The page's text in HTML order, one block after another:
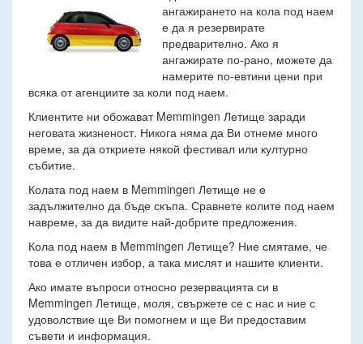
ангажирането на кола под наем
е да я резервирате
предварително. Ако я
ангажирате по-рано, можете да
намерите по-евтини цени при
всяка от агенциите за коли под наем.
Клиентите ни обожават Memmingen Летище заради
неговата жизненост. Никога няма да Ви отнеме много
време, за да откриете някой фестивал или културно
събитие.
Колата под наем в Memmingen Летище не е
задължително да бъде скъпа. Сравнете колите под наем
навреме, за да видите най-добрите предложения.
Кола под наем в Memmingen Летище? Ние смятаме, че
това е отличен избор, а така мислят и нашите клиенти.
Ако имате въпроси относно резервацията си в
Memmingen Летище, моля, свържете се с нас и ние с
удоволствие ще Ви помогнем и ще Ви предоставим
съвети и информация.